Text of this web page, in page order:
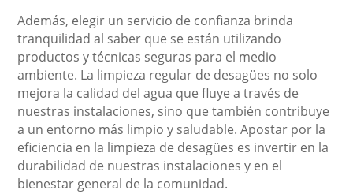
Además, elegir un servicio de confianza brinda
tranquilidad al saber que se están utilizando
productos y técnicas seguras para el medio
ambiente. La limpieza regular de desagües no solo
mejora la calidad del agua que fluye a través de
nuestras instalaciones, sino que también contribuye
a un entorno más limpio y saludable. Apostar por la
eficiencia en la limpieza de desagües es invertir en la
durabilidad de nuestras instalaciones y en el
bienestar general de la comunidad.